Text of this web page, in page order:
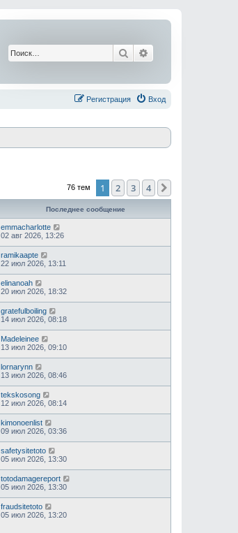
Поиск
Вход
Регистрация
76 тем 1 2 3 4
Последнее сообщение
emmacharlotte
02 авг 2026, 13:26
ramikaapte
22 июл 2026, 13:11
elinanoah
20 июл 2026, 18:32
gratefulboiling
14 июл 2026, 08:18
Madeleinee
13 июл 2026, 09:10
lornarynn
13 июл 2026, 08:46
tekskosong
12 июл 2026, 08:14
kimonoenlist
09 июл 2026, 03:36
safetysitetoto
05 июл 2026, 13:30
totodamagereport
05 июл 2026, 13:30
fraudsitetoto
05 июл 2026, 13:20